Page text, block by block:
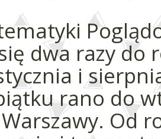
dwa razy
i
rano do
Od